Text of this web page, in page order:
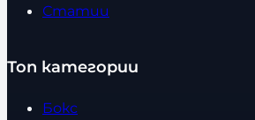
Статии
Топ категории
Бокс